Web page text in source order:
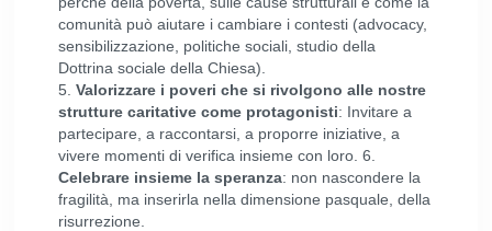
comunità può aiutare i cambiare i contesti (advocacy,
sensibilizzazione, politiche sociali, studio della
Dottrina sociale della Chiesa).
5.Valorizzare i poveri che si rivolgono alle nostre
strutture caritative come protagonisti: Invitare a
partecipare, a raccontarsi, a proporre iniziative, a
vivere momenti di verifica insieme con loro. 6.
Celebrare insieme la speranza: non nascondere la
fragilità, ma inserirla nella dimensione pasquale, della
risurrezione.